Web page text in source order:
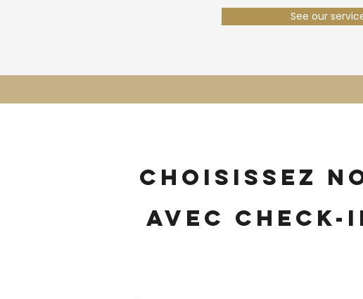
See our
Choisissez
avec check-